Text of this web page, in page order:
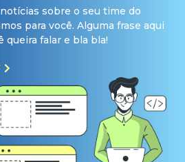
sobre o seu time do
para você. Alguma frase aqui
queira falar e bla bla!